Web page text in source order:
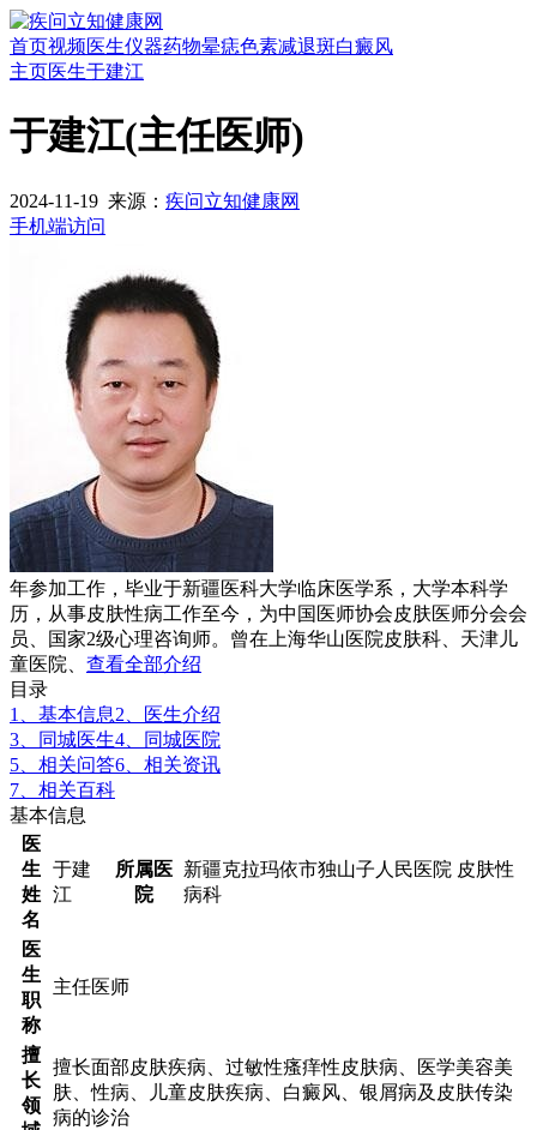
首页视频医生仪器药物晕痣色素减退斑白癜风
主页医生于建江
于建江(主任医师)
2024-11-19 来源： 疾问立知健康网
手机端访问
年参加工作，毕业于新疆医科大学临床医学系，大学本科学
历，从事皮肤性病工作至今，为中国医师协会皮肤医师分会会
员、国家2级心理咨询师。曾在上海华山医院皮肤科、天津儿
童医院、 查看全部介绍
目录
1、基本信息2、医生介绍
3、同城医生4、同城医院
5、相关问答6、相关资讯
7、相关百科
基本信息
医
生
姓
名
于建
江
所属医
院
新疆克拉玛依市独山子人民医院 皮肤性
病科
医
生
职
称
主任医师
擅
长
领
擅长面部皮肤疾病、过敏性瘙痒性皮肤病、医学美容美
肤、性病、儿童皮肤疾病、白癜风、银屑病及皮肤传染
病的诊治